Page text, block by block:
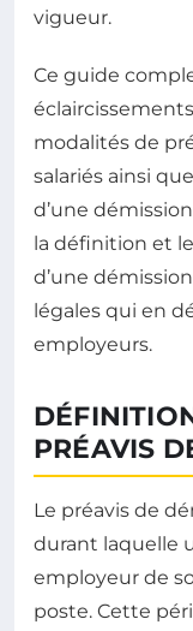
vigueur.
Ce guide
modalités de
salariés ainsi
d’une
la définition et
d’une
légales qui en
employeurs.
PRÉAVIS
Le préavis de
durant laquelle
employeur de
poste. Cette